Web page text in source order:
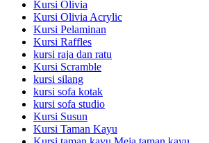
Kursi Olivia
Kursi Olivia Acrylic
Kursi Pelaminan
Kursi Raffles
kursi raja dan ratu
Kursi Scramble
kursi silang
kursi sofa kotak
kursi sofa studio
Kursi Susun
Kursi Taman Kayu